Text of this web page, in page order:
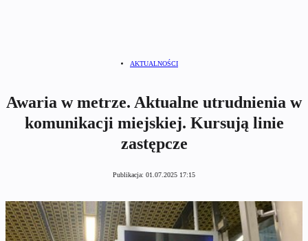
AKTUALNOŚCI
Awaria w metrze. Aktualne utrudnienia w
komunikacji miejskiej. Kursują linie
zastępcze
Publikacja: 01.07.2025 17:15